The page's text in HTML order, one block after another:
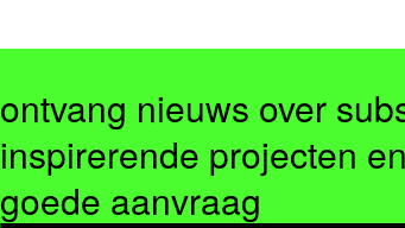
ontvang nieuws over
inspirerende projecten
goede aanvraag